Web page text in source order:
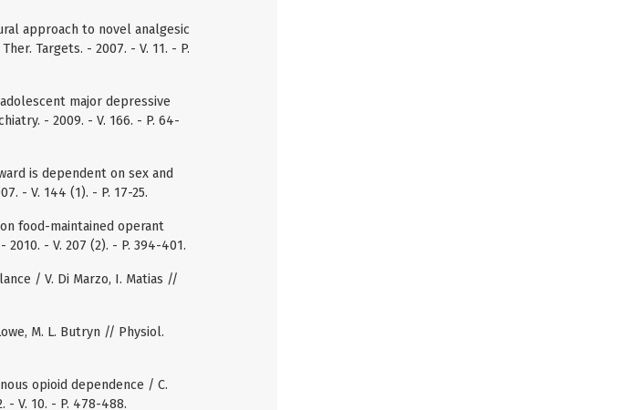
approach to novel analgesic
Targets. - 2007. - V. 11. - P.
major depressive
- 2009. - V. 166. - P. 64-
is dependent on sex and
- V. 144 (1). - P. 17-25.
food-maintained operant
- V. 207 (2). - P. 394-401.
/ V. Di Marzo, I. Matias //
M. L. Butryn // Physiol.
opioid dependence / C.
- V. 10. - P. 478-488.